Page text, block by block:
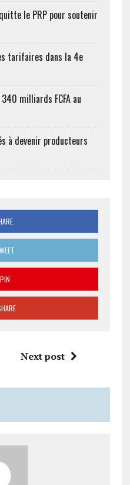
le PRP pour soutenir
tarifaires dans la 4e
milliards FCFA au
à devenir producteurs
PIN
Next post